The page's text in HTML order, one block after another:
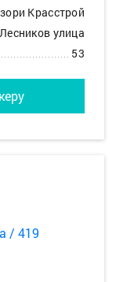
Красстрой
Лесников улица
53
/ 419